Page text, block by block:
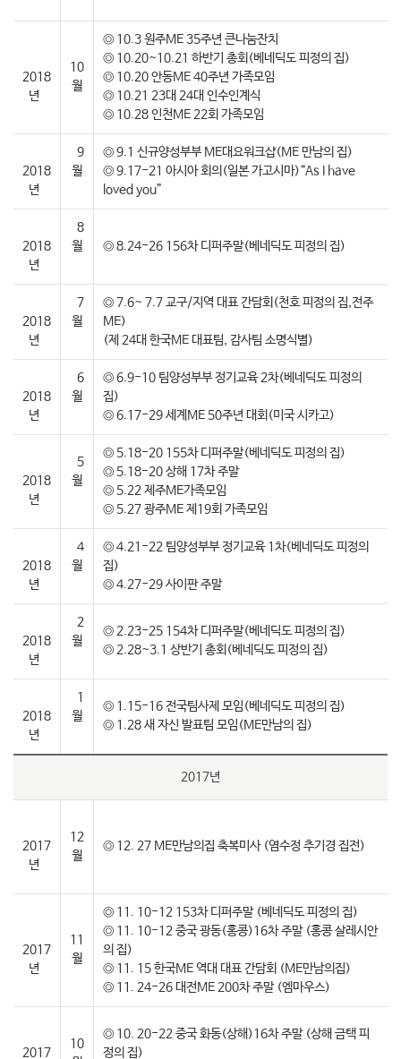
2018
년
10
월
◎ 10.3 원주ME 35주년 큰나눔잔치
◎ 10.20~10.21 하반기 총회(베네딕도 피정의 집)
◎ 10.20 안동ME 40주년 가족모임
◎ 10.21 23대 24대 인수인계식
◎ 10.28 인천ME 22회 가족모임
2018
년
9
월
◎ 9.1 신규양성부부 ME대요워크샵(ME 만남의 집)
◎ 9.17-21 아시아 회의(일본 가고시마)“As I have
loved you”
2018
년
8
월
◎ 8.24-26 156차 디퍼주말(베네딕도 피정의 집)
2018
년
7
월
◎ 7.6~ 7.7 교구/지역 대표 간담회(천호 피정의 집,전주
ME)
(제 24대 한국ME 대표팀, 감사팀 소명식별)
2018
년
6
월
◎ 6.9-10 팀양성부부 정기교육 2차(베네딕도 피정의
집)
◎ 6.17-29 세계ME 50주년 대회(미국 시카고)
2018
년
5
월
◎ 5.18-20 155차 디퍼주말(베네딕도 피정의 집)
◎ 5.18-20 상해 17차 주말
◎ 5.22 제주ME가족모임
◎ 5.27 광주ME 제19회 가족모임
2018
년
4
월
◎ 4.21-22 팀양성부부 정기교육 1차(베네딕도 피정의
집)
◎ 4.27-29 사이판 주말
2018
년
2
월
◎ 2.23-25 154차 디퍼주말(베네딕도 피정의 집)
◎ 2.28~3.1 상반기 총회(베네딕도 피정의 집)
2018
년
1
월
◎ 1.15-16 전국팀사제 모임(베네딕도 피정의 집)
◎ 1.28 새 자신 발표팀 모임(ME만남의 집)
2017년
2017
년
12
월
◎ 12. 27 ME만남의집 축복미사 (염수정 추기경 집전)
2017
년
11
월
◎ 11. 10-12 153차 디퍼주말 (베네딕도 피정의 집)
◎ 11. 10-12 중국 광동(홍콩)16차 주말 (홍콩 살레시안
의 집)
◎ 11. 15 한국ME 역대 대표 간담회 (ME만남의집)
◎ 11. 24-26 대전ME 200차 주말 (엠마우스)
2017
10
◎ 10. 20-22 중국 화동(상해)16차 주말 (상해 금택 피
정의 집)